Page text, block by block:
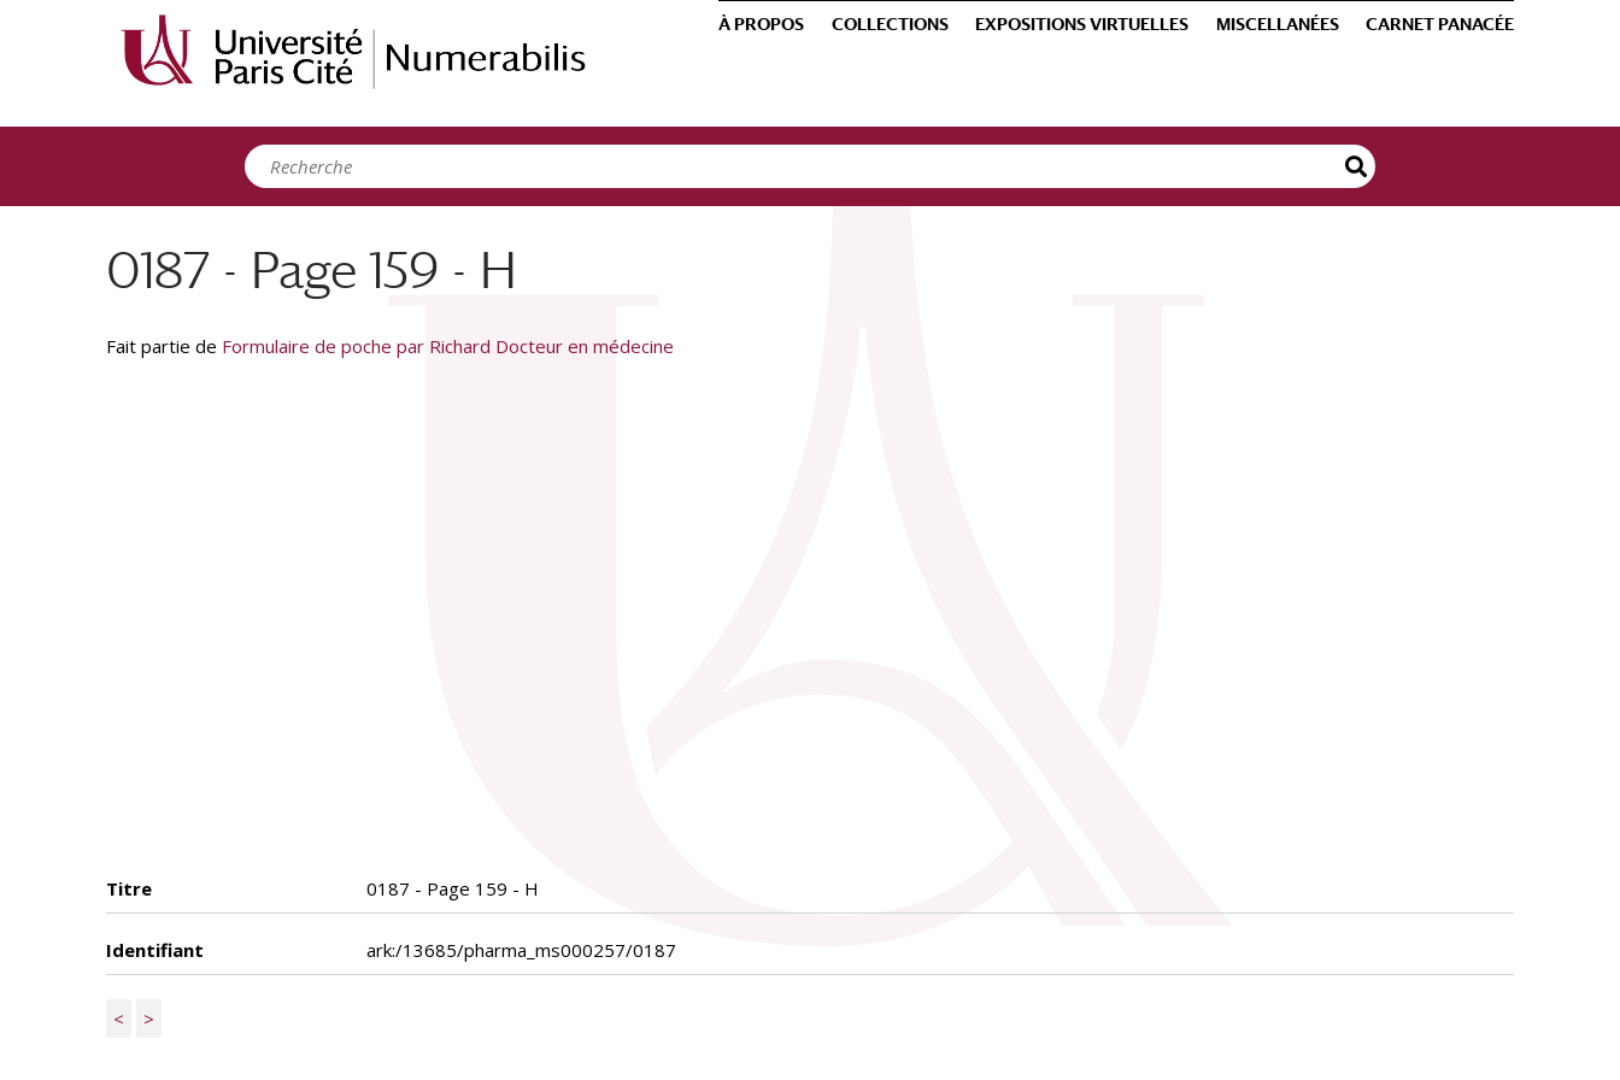
À PROPOS COLLECTIONS EXPOSITIONS VIRTUELLES MISCELLANÉES CARNET PANACÉE
0187 - Page 159 - H
Fait partie de Formulaire de poche par Richard Docteur en médecine
Titre 0187 - Page 159 - H
Identifiant ark:/13685/pharma_ms000257/0187
< >
Panneau de gestion des cookies